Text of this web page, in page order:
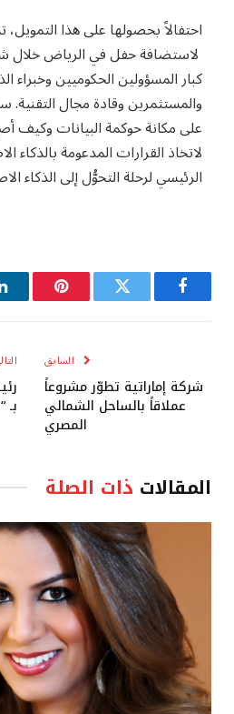
كبار المسؤولين الحكوميين وخبراء
والمستثمرين وقادة مجال
على مكانة حوكمة البيانات
لاتخاذ القرارات المدعومة
الرئيسي لرحلة التحوُّل إلى الذكاء
فيسبوك تويتر
السابق
شركة إماراتية تطوّر مشروعاً
عملاقاً بالساحل الشمالي
المصري
بـ
المقالات ذات الصلة